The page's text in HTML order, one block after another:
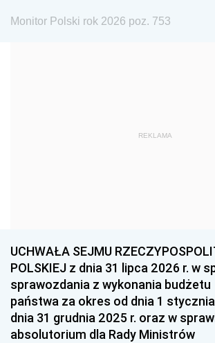
1975 1974
1959
1939 1938
1936 1930
Monitor Polski rok 2026 poz. 753
REKLAMA
UCHWAŁA SEJMU
POLSKIEJ z dnia 31 lipca 2026 r. w
sprawozdania z wykonania budżetu
państwa za okres od dnia 1
dnia 31 grudnia 2025 r. oraz w
absolutorium dla Rady Ministrów